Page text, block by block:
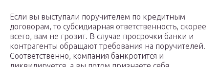
Если вы выступали поручителем по кредитным
договорам, то субсидиарная ответственность, скорее
всего, вам не грозит. В случае просрочки банки и
контрагенты обращают требования на поручителей.
Соответственно, компания банкротится и